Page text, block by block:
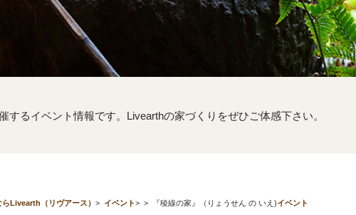
するイベント情報です。Livearthの家づくりをぜひご体感下さい。
Livearth（リヴアース） > イベント> イベント
> 『稜線の家』（りょうせん の いえ)